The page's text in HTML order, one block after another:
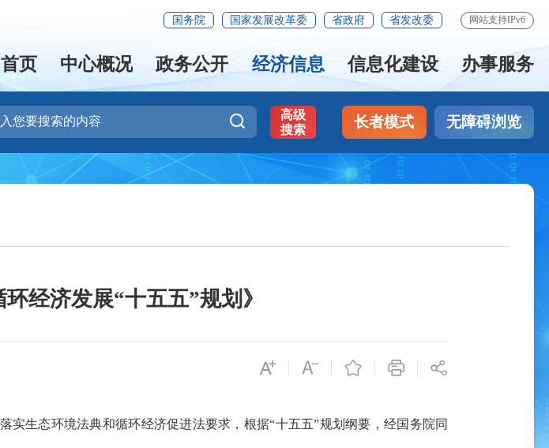
国务院 国家发展改革委 省政府 省发改委 网站支持IPv6
首页 中心概况 政务公开 经济信息 信息化建设 办事服务
高级
搜索
长者模式 无障碍浏览
经济发展“十五五”规划》
生态环境法典和循环经济促进法要求，根据“十五五”规划纲要，经国务院同